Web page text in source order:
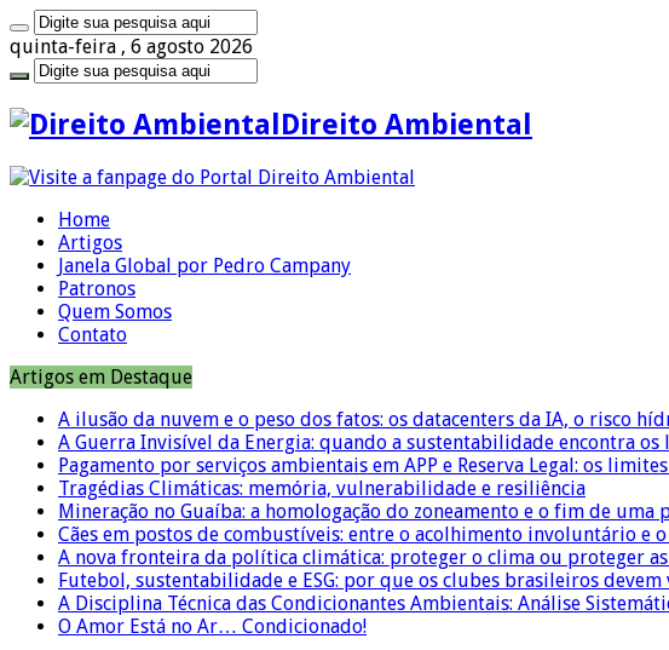
quinta-feira , 6 agosto 2026
Direito Ambiental
Home
Artigos
Janela Global por Pedro Campany
Patronos
Quem Somos
Contato
Artigos em Destaque
A ilusão da nuvem e o peso dos fatos: os datacenters da IA, o risco
A Guerra Invisível da Energia: quando a sustentabilidade encontra
Pagamento por serviços ambientais em APP e Reserva Legal: os
Tragédias Climáticas: memória, vulnerabilidade e resiliência
Mineração no Guaíba: a homologação do zoneamento e o fim de uma
Cães em postos de combustíveis: entre o acolhimento involuntário
A nova fronteira da política climática: proteger o clima ou proteger as
Futebol, sustentabilidade e ESG: por que os clubes brasileiros
A Disciplina Técnica das Condicionantes Ambientais: Análise
O Amor Está no Ar… Condicionado!